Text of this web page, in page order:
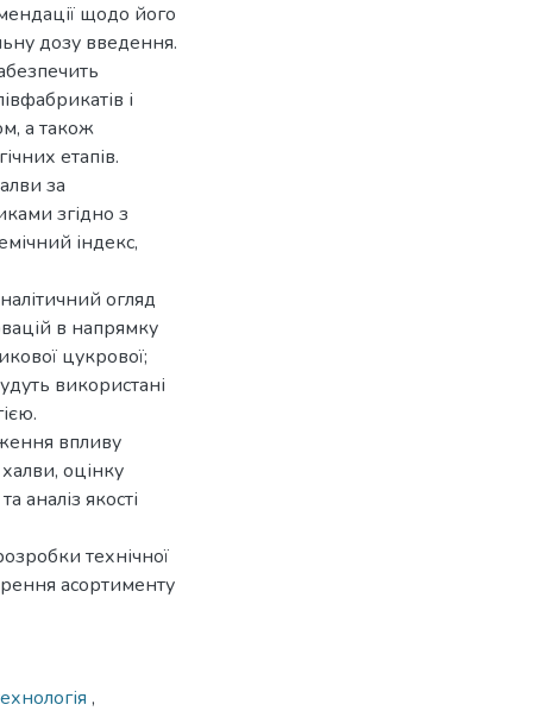
щодо його
дозу введення.
і
а також
етапів.
за
згідно з
індекс,
огляд
в напрямку
цукрової;
використані
впливу
оцінку
аналіз якості
технічної
асортименту
,